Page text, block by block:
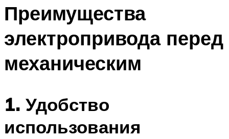
Преимущества
электропривода перед
механическим
1. Удобство
использования